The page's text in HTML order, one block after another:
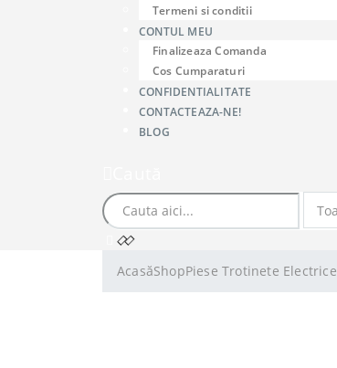
Termeni si conditii
CONTUL MEU
Finalizeaza Comanda
Cos Cumparaturi
CONFIDENTIALITATE
CONTACTEAZA-NE!
BLOG
AcasăShopPiese Trotinete Electrice